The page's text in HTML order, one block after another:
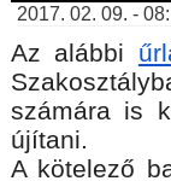
2017. 02. 09. -
Az alábbi
számára is
újítani.
​A kötelező